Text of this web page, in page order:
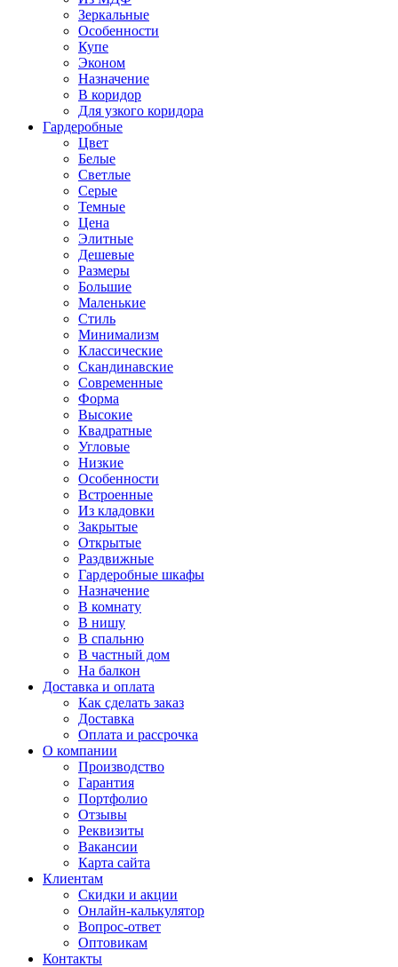
Зеркальные
Особенности
Купе
Эконом
Назначение
В коридор
Для узкого коридора
Гардеробные
Цвет
Белые
Светлые
Серые
Темные
Цена
Элитные
Дешевые
Размеры
Большие
Маленькие
Стиль
Минимализм
Классические
Скандинавские
Современные
Форма
Высокие
Квадратные
Угловые
Низкие
Особенности
Встроенные
Из кладовки
Закрытые
Открытые
Раздвижные
Гардеробные шкафы
Назначение
В комнату
В нишу
В спальню
В частный дом
На балкон
Доставка и оплата
Как сделать заказ
Доставка
Оплата и рассрочка
О компании
Производство
Гарантия
Портфолио
Отзывы
Реквизиты
Вакансии
Карта сайта
Клиентам
Скидки и акции
Онлайн-калькулятор
Вопрос-ответ
Оптовикам
Контакты